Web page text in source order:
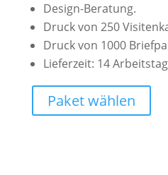
Design-Beratung.
Druck von 250
Druck von 1000
Lieferzeit: 14
Paket wählen